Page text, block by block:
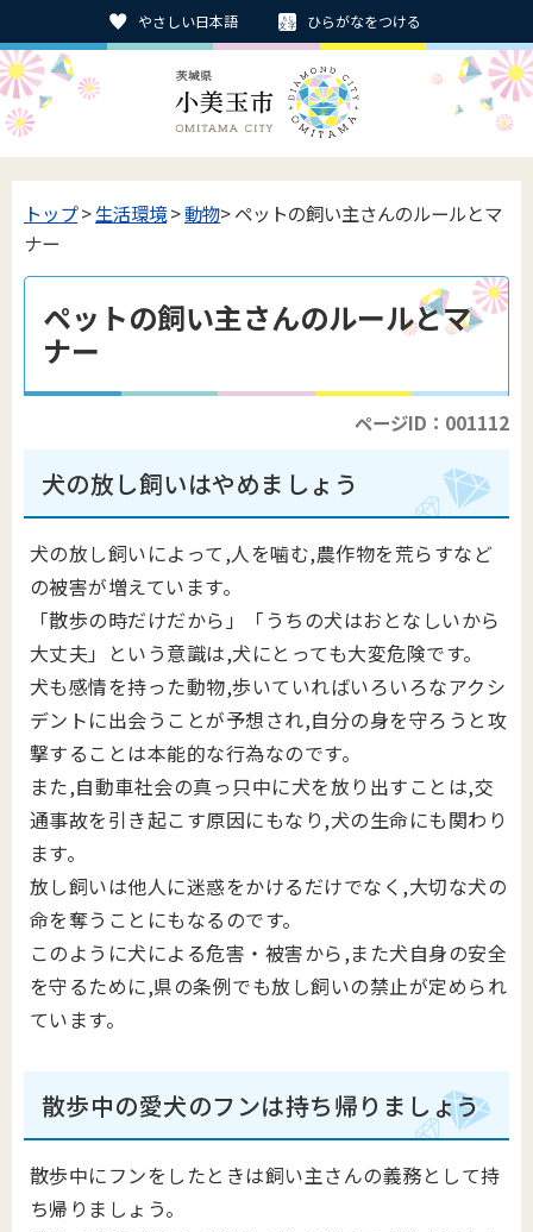
やさしい日本語 ひらがなをつける
トップ>生活環境>動物> ペットの飼い主さんのルールとマ
ナー
ペットの飼い主さんのルールとマ
ナー
ページID：001112
犬の放し飼いはやめましょう
犬の放し飼いによって,人を噛む,農作物を荒らすなど
の被害が増えています。
「散歩の時だけだから」「うちの犬はおとなしいから
大丈夫」という意識は,犬にとっても大変危険です。
犬も感情を持った動物,歩いていればいろいろなアクシ
デントに出会うことが予想され,自分の身を守ろうと攻
撃することは本能的な行為なのです。
また,自動車社会の真っ只中に犬を放り出すことは,交
通事故を引き起こす原因にもなり,犬の生命にも関わり
ます。
放し飼いは他人に迷惑をかけるだけでなく,大切な犬の
命を奪うことにもなるのです。
このように犬による危害・被害から,また犬自身の安全
を守るために,県の条例でも放し飼いの禁止が定められ
ています。
散歩中の愛犬のフンは持ち帰りましょう
散歩中にフンをしたときは飼い主さんの義務として持
ち帰りましょう。